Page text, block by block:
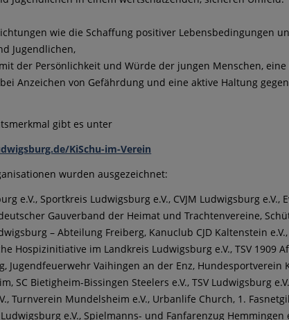
wie die Schaffung positiver Lebensbedingungen
Jugendlichen,
der Persönlichkeit und Würde der jungen Menschen,
Anzeichen von Gefährdung und eine aktive Haltung
gibt es unter
KiSchu-im-Verein
wurden ausgezeichnet:
e.V., Sportkreis Ludwigsburg e.V., CVJM Ludwigsburg e.V.,
Gauverband der Heimat und Trachtenvereine,
– Abteilung Freiberg, Kanuclub CJD Kaltenstein
Hospizinitiative im Landkreis Ludwigsburg e.V., TSV 1909
Jugendfeuerwehr Vaihingen an der Enz, Hundesportverein
SC Bietigheim-Bissingen Steelers e.V., TSV Ludwigsburg
Turnverein Mundelsheim e.V., Urbanlife Church, 1.
e.V., Spielmanns- und Fanfarenzug